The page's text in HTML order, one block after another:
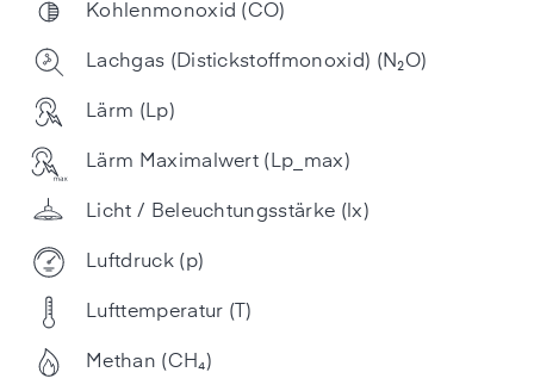
Kohlenmonoxid (CO)
Lachgas (Distickstoff­monoxid) (N₂O)
Lärm (Lp)
Lärm Maximalwert (Lp_max)
Licht / Beleuchtungsstärke (lx)
Luftdruck (p)
Lufttemperatur (T)
Methan (CH₄)